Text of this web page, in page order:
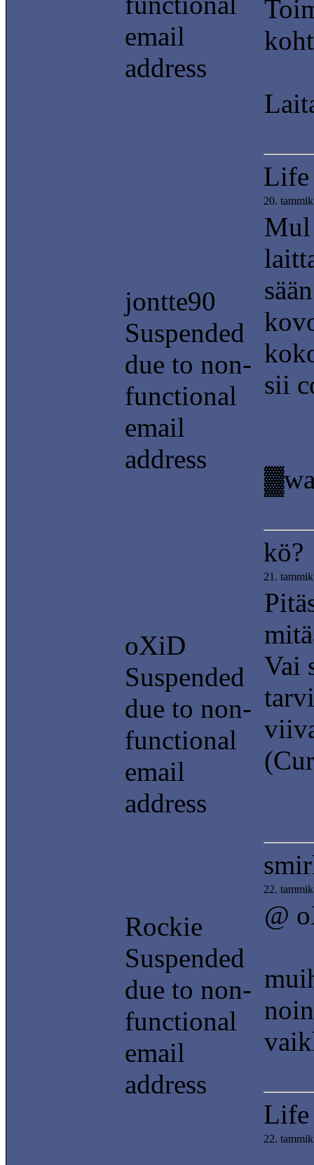
email
address
Life
jontte90
Suspended
due to non-
functional
email
address
20.
Mul
sii
kö?
oXiD
Suspended
due to non-
functional
email
address
21.
Vai
Rockie
Suspended
due to non-
functional
email
address
22.
@
Life
22.